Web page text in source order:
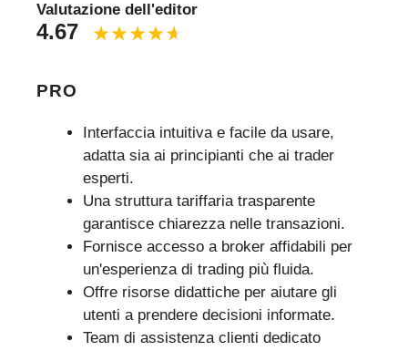
Valutazione dell'editor
4.67
PRO
Interfaccia intuitiva e facile da usare,
adatta sia ai principianti che ai trader
esperti.
Una struttura tariffaria trasparente
garantisce chiarezza nelle transazioni.
Fornisce accesso a broker affidabili per
un'esperienza di trading più fluida.
Offre risorse didattiche per aiutare gli
utenti a prendere decisioni informate.
Team di assistenza clienti dedicato